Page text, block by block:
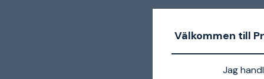
Välkommen till
Jag